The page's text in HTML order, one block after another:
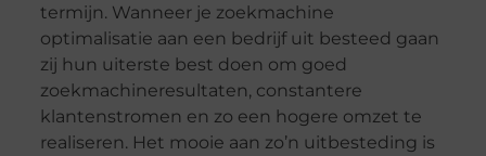
termijn. Wanneer je zoekmachine
optimalisatie aan een bedrijf uit besteed gaan
zij hun uiterste best doen om goed
zoekmachineresultaten, constantere
klantenstromen en zo een hogere omzet te
realiseren. Het mooie aan zo’n uitbesteding is